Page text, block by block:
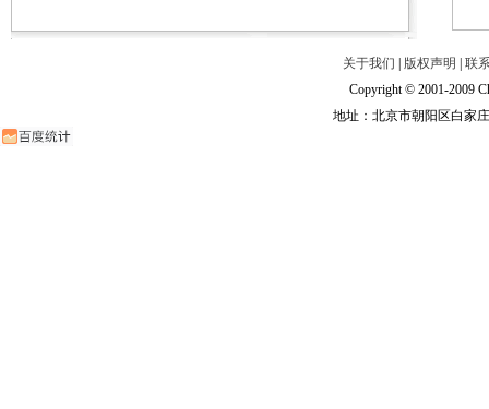
关于我们 版权声明
联
Copyright © 2001-2009
地址：北京市朝阳区白家